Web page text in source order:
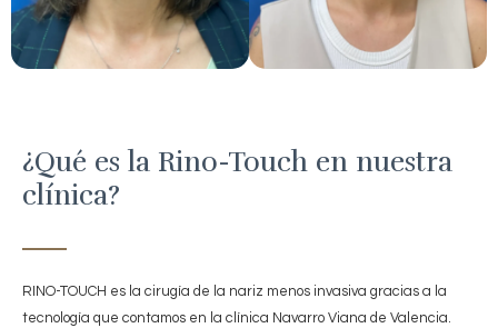
¿Qué es la Rino-Touch en nuestra
clínica?
RINO-TOUCH es la cirugía de la nariz menos invasiva gracias a la
tecnología que contamos en la clínica Navarro Viana de Valencia.